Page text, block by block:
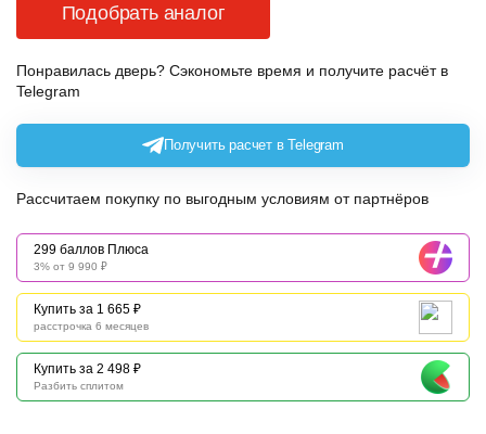
Подобрать аналог
Понравилась дверь? Сэкономьте время и получите расчёт в
Telegram
Получить расчет в Telegram
Рассчитаем покупку по выгодным условиям от партнёров
299 баллов Плюса
3% от 9 990 ₽
Купить за 1 665 ₽
расстрочка 6 месяцев
Купить за 2 498 ₽
Разбить сплитом